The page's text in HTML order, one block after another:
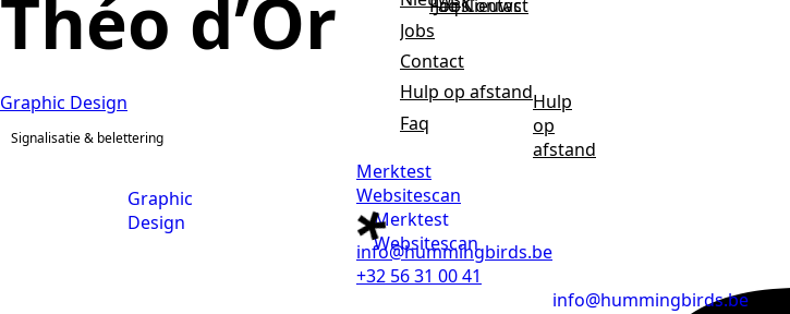
Théo d’Or
Graphic Design
Graphic
Design
Signalisatie & belettering
Nieuws
Jobs
Jobs
Contact
Contact
Hulp op afstandHulp
op
afstand
Faq
Faq
Merktest
Merktest
Websitescan
Websitescan
info@hummingbirds.be
info@hummingbirds.be
+32 56 31 00 41